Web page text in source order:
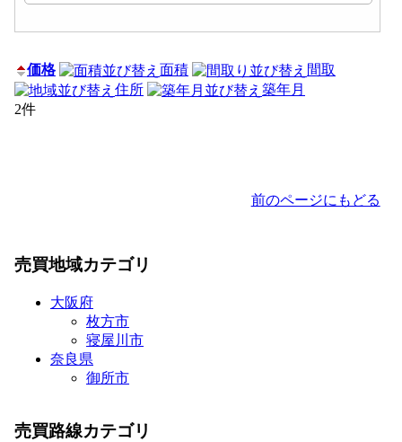
価格 面積
間取
住所
築年月
2件
前のページにもどる
売買地域カテゴリ
大阪府
枚方市
寝屋川市
奈良県
御所市
売買路線カテゴリ